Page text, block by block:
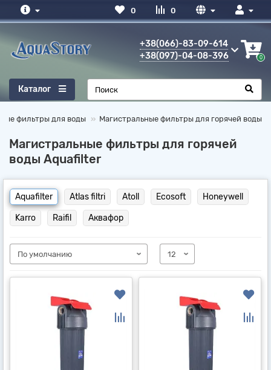
0
0
+38(066)-83-09-614
+38(097)-04-08-396
0
Каталог
фильтры для воды Магистральные фильтры для горячей воды
Магистральные фильтры для горячей
воды Aquafilter
Aquafilter Atlas filtri Atoll Ecosoft Honeywell
Karro Raifil Аквафор